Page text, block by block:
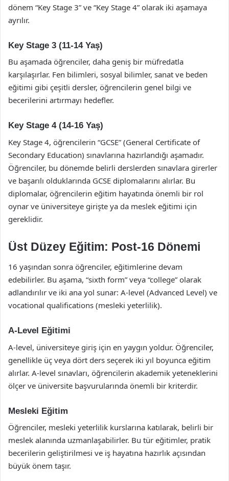
dönem “Key Stage 3” ve “Key Stage 4” olarak iki aşamaya
ayrılır.
Key Stage 3 (11-14 Yaş)
Bu aşamada öğrenciler, daha geniş bir müfredatla
karşılaşırlar. Fen bilimleri, sosyal bilimler, sanat ve beden
eğitimi gibi çeşitli dersler, öğrencilerin genel bilgi ve
becerilerini artırmayı hedefler.
Key Stage 4 (14-16 Yaş)
Key Stage 4, öğrencilerin “GCSE” (General Certificate of
Secondary Education) sınavlarına hazırlandığı aşamadır.
Öğrenciler, bu dönemde belirli derslerden sınavlara girerler
ve başarılı olduklarında GCSE diplomalarını alırlar. Bu
diplomalar, öğrencilerin eğitim hayatında önemli bir rol
oynar ve üniversiteye girişte ya da meslek eğitimi için
gereklidir.
Üst Düzey Eğitim: Post-16 Dönemi
16 yaşından sonra öğrenciler, eğitimlerine devam
edebilirler. Bu aşama, “sixth form” veya “college” olarak
adlandırılır ve iki ana yol sunar: A-level (Advanced Level) ve
vocational qualifications (mesleki yeterlilik).
A-Level Eğitimi
A-level, üniversiteye giriş için en yaygın yoldur. Öğrenciler,
genellikle üç veya dört ders seçerek iki yıl boyunca eğitim
alırlar. A-level sınavları, öğrencilerin akademik yeteneklerini
ölçer ve üniversite başvurularında önemli bir kriterdir.
Mesleki Eğitim
Öğrenciler, mesleki yeterlilik kurslarına katılarak, belirli bir
meslek alanında uzmanlaşabilirler. Bu tür eğitimler, pratik
becerilerin geliştirilmesi ve iş hayatına hazırlık açısından
büyük önem taşır.